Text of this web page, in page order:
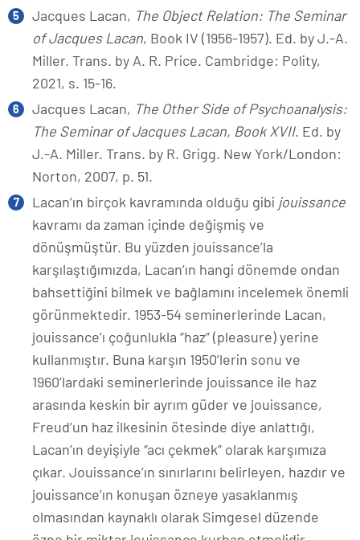
Jacques Lacan, The Object Relation: The Seminar
of Jacques Lacan, Book IV (1956-1957). Ed. by J.-A.
Miller. Trans. by A. R. Price. Cambridge: Polity,
2021, s. 15-16.
Jacques Lacan, The Other Side of Psychoanalysis:
The Seminar of Jacques Lacan, Book XVII. Ed. by
J.-A. Miller. Trans. by R. Grigg. New York/London:
Norton, 2007, p. 51.
Lacan’ın birçok kavramında olduğu gibi jouissance
kavramı da zaman içinde değişmiş ve
dönüşmüştür. Bu yüzden jouissance’la
karşılaştığımızda, Lacan’ın hangi dönemde ondan
bahsettiğini bilmek ve bağlamını incelemek önemli
görünmektedir. 1953-54 seminerlerinde Lacan,
jouissance’ı çoğunlukla “haz” (pleasure) yerine
kullanmıştır. Buna karşın 1950’lerin sonu ve
1960’lardaki seminerlerinde jouissance ile haz
arasında keskin bir ayrım güder ve jouissance,
Freud’un haz ilkesinin ötesinde diye anlattığı,
Lacan’ın deyişiyle “acı çekmek” olarak karşımıza
çıkar. Jouissance’ın sınırlarını belirleyen, hazdır ve
jouissance’ın konuşan özneye yasaklanmış
olmasından kaynaklı olarak Simgesel düzende